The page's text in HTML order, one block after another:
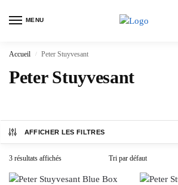
MENU
Accueil / Peter Stuyvesant
Peter Stuyvesant
AFFICHER LES FILTRES
3 résultats affichés